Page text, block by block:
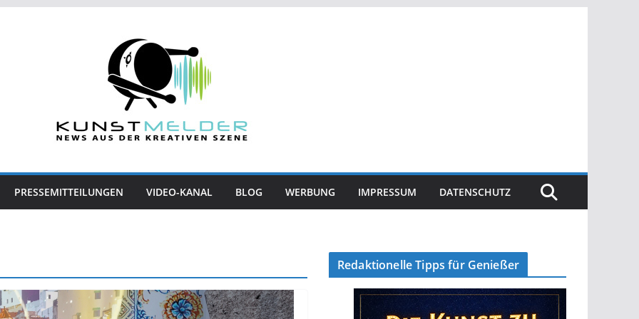
PRESSEMITTEILUNGEN VIDEO-KANAL BLOG WERBUNG IMPRESSUM DATENSCHUTZ
Redaktionelle Tipps für Genießer